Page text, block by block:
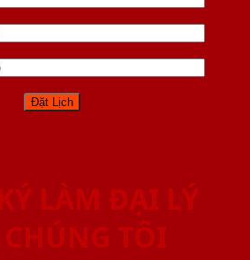
LÀM ĐẠI LÝ
TÔI